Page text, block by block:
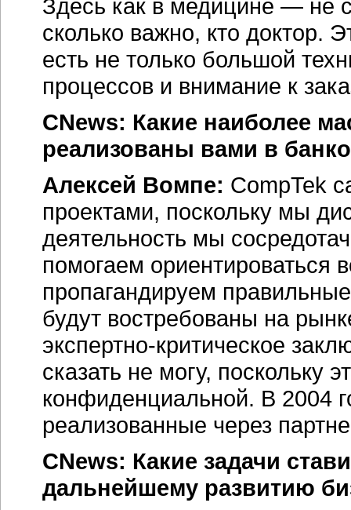
Здесь как в медицине — не
сколько важно, кто доктор.
есть не только большой
процессов и внимание к
CNews: Какие наиболее
реализованы вами в
Алексей Вомпе: CompTek
проектами, поскольку мы
деятельность мы
помогаем ориентироваться
пропагандируем
будут востребованы на
экспертно-критическое
сказать не могу, поскольку
конфиденциальной. В 2004
реализованные через
CNews: Какие задачи
дальнейшему развитию